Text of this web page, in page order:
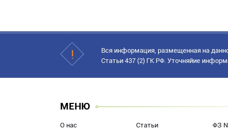
Вся информация, размещенная на
Статьи 437 (2) ГК РФ. Уточняйие
МЕНЮ
О нас
Статьи
ФЗ